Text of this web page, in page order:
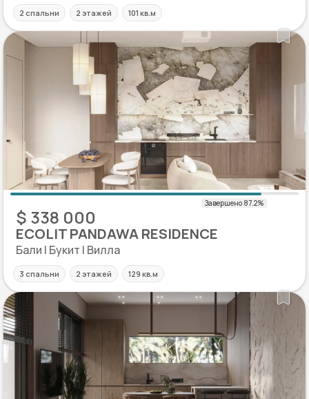
2 спальни 2 этажей 101 кв.м
$ 338 000
ECOLIT PANDAWA RESIDENCE
Бали | Букит | Вилла
3 спальни 2 этажей 129 кв.м